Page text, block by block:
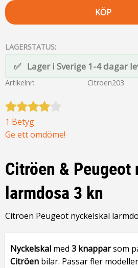
KÖP
LAGERSTATUS
Lager i Sverige 1-4 dagar
Artikelnr Citroen203
1 Betyg
Ge ett omdöme!
Citröen &
larmdosa 3 kn
Citröen Peugeot nyckelskal
Nyckelskal med 3 knapparsom
Citröen bilar. Passar fler